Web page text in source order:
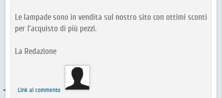
Le lampade sono in vendita sul nostro sito con ottimi sconti
per l'acquisto di più pezzi.
La Redazione
Link al commento